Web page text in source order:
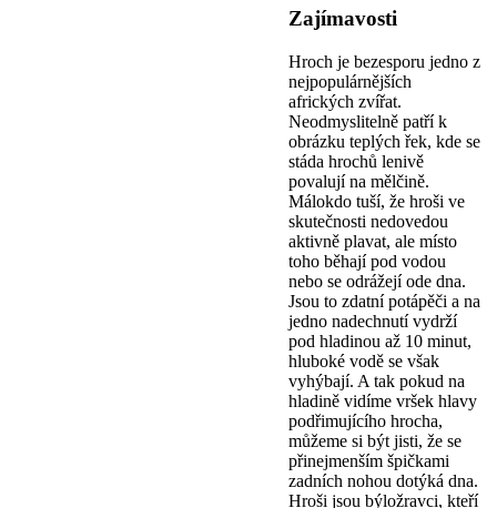
Zajímavosti
Hroch je bezesporu jedno z
nejpopulárnějších
afrických zvířat.
Neodmyslitelně patří k
obrázku teplých řek, kde se
stáda hrochů lenivě
povalují na mělčině.
Málokdo tuší, že hroši ve
skutečnosti nedovedou
aktivně plavat, ale místo
toho běhají pod vodou
nebo se odrážejí ode dna.
Jsou to zdatní potápěči a na
jedno nadechnutí vydrží
pod hladinou až 10 minut,
hluboké vodě se však
vyhýbají. A tak pokud na
hladině vidíme vršek hlavy
podřimujícího hrocha,
můžeme si být jisti, že se
přinejmenším špičkami
zadních nohou dotýká dna.
Hroši jsou býložravci, kteří